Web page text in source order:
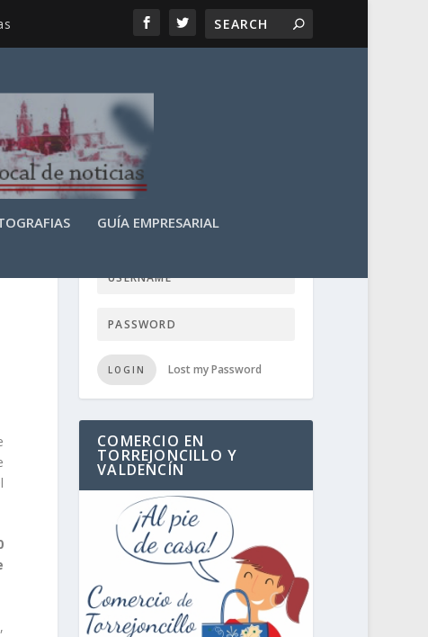
GUÍA EMPRESARIAL
LOGIN USER TTN
LOGIN Lost my Password
COMERCIO EN
TORREJONCILLO Y
VALDENCÍN